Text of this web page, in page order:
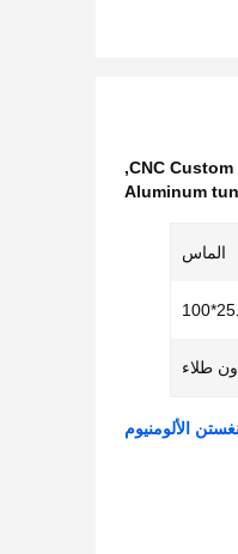
CNC
,
Aluminum
الماس
طلاء